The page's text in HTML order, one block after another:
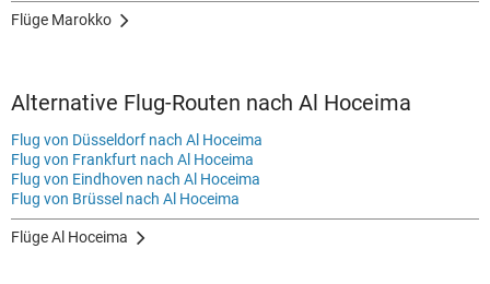
Flüge Marokko
Alternative Flug-Routen nach Al Hoceima
Flug von Düsseldorf nach Al Hoceima
Flug von Frankfurt nach Al Hoceima
Flug von Eindhoven nach Al Hoceima
Flug von Brüssel nach Al Hoceima
Flüge Al Hoceima